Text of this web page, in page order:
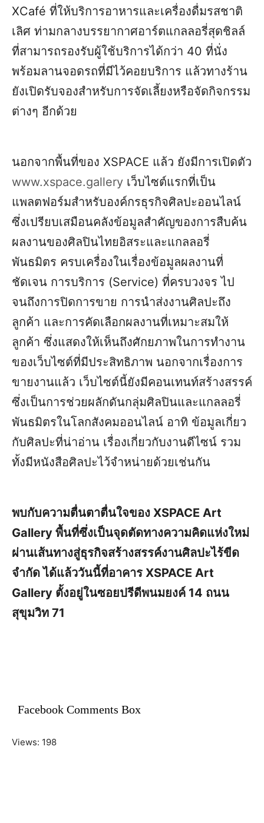
XCafé ที่ให้บริการอาหารและเครื่องดื่มรสชาติ
เลิศ ท่ามกลางบรรยากาศอาร์ตแกลลอรี่สุดชิลล์
ที่สามารถรองรับผู้ใช้บริการได้กว่า 40 ที่นั่ง
พร้อมลานจอดรถที่มีไว้คอยบริการ แล้วทางร้าน
ยังเปิดรับจองสำหรับการจัดเลี้ยงหรือจัดกิจกรรม
ต่างๆ อีกด้วย
นอกจากพื้นที่ของ XSPACE แล้ว ยังมีการเปิดตัว
www.xspace.gallery เว็บไซต์แรกที่เป็น
แพลตฟอร์มสำหรับองค์กรธุรกิจศิลปะออนไลน์
ซึ่งเปรียบเสมือนคลังข้อมูลสำคัญของการสืบค้น
ผลงานของศิลปินไทยอิสระและแกลลอรี่
พันธมิตร ครบเครื่องในเรื่องข้อมูลผลงานที่
ชัดเจน การบริการ (Service) ที่ครบวงจร ไป
จนถึงการปิดการขาย การนำส่งงานศิลปะถึง
ลูกค้า และการคัดเลือกผลงานที่เหมาะสมให้
ลูกค้า ซึ่งแสดงให้เห็นถึงศักยภาพในการทำงาน
ของเว็บไซต์ที่มีประสิทธิภาพ นอกจากเรื่องการ
ขายงานแล้ว เว็บไซต์นี้ยังมีคอนเทนท์สร้างสรรค์
ซึ่งเป็นการช่วยผลักดันกลุ่มศิลปินและแกลลอรี่
พันธมิตรในโลกสังคมออนไลน์ อาทิ ข้อมูลเกี่ยว
กับศิลปะที่น่าอ่าน เรื่องเกี่ยวกับงานดีไซน์ รวม
ทั้งมีหนังสือศิลปะไว้จำหน่ายด้วยเช่นกัน
พบกับความตื่นตาตื่นใจของ XSPACE Art
Gallery พื้นที่ซึ่งเป็นจุดตัดทางความคิดแห่งใหม่
ผ่านเส้นทางสู่ธุรกิจสร้างสรรค์งานศิลปะไร้ขีด
จำกัด ได้แล้ววันนี้ที่อาคาร XSPACE Art
Gallery ตั้งอยู่ในซอยปรีดีพนมยงค์ 14 ถนน
สุขุมวิท 71
Facebook Comments Box
Views: 198